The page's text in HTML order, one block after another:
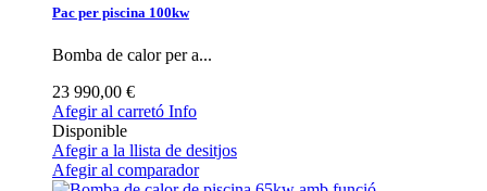
Pac per piscina 100kw
Bomba de calor per a...
23 990,00 €
Afegir al carretó Info
Disponible
Afegir a la llista de desitjos
Afegir al comparador